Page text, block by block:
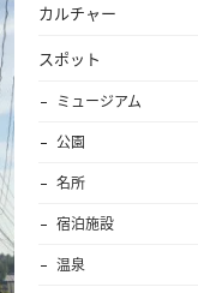
カルチャー
スポット
ミュージアム
公園
名所
宿泊施設
温泉